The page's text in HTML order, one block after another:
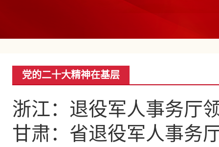
党的二十大精神在基层
浙江：退役军人事务厅
甘肃：省退役军人事务